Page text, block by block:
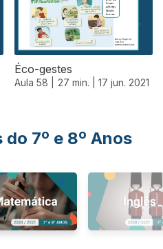
Éco-gestes
Aula 58 | 27 min. | 17 jun. 2021
7º e 8º Anos